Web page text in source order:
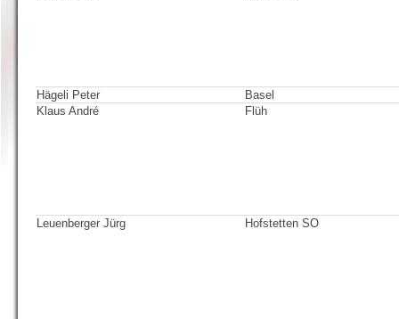
Hägeli Peter
Basel
Klaus André
Flüh
Leuenberger Jürg Hofstetten SO